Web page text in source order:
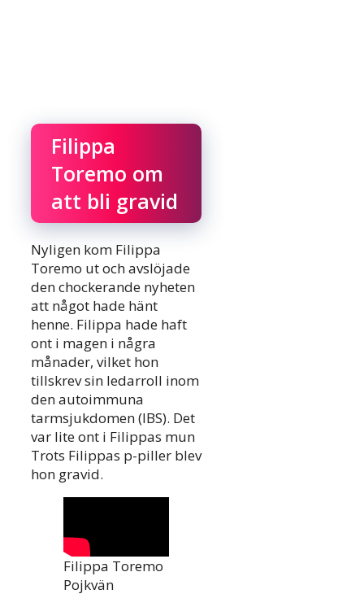
Filippa
Toremo om
att bli gravid
Nyligen kom Filippa
Toremo ut och avslöjade
den chockerande nyheten
att något hade hänt
henne. Filippa hade haft
ont i magen i några
månader, vilket hon
tillskrev sin ledarroll inom
den autoimmuna
tarmsjukdomen (IBS). Det
var lite ont i Filippas mun
Trots Filippas p-piller blev
hon gravid.
Filippa Toremo
Pojkvän